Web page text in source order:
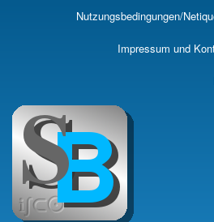
Skip
main
Nutzungsbedingungen/
Impressum und